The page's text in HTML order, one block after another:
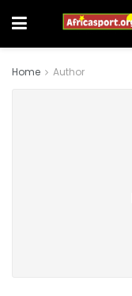
Home Author